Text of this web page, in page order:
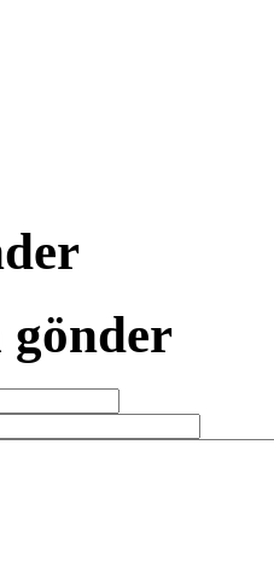
gönder